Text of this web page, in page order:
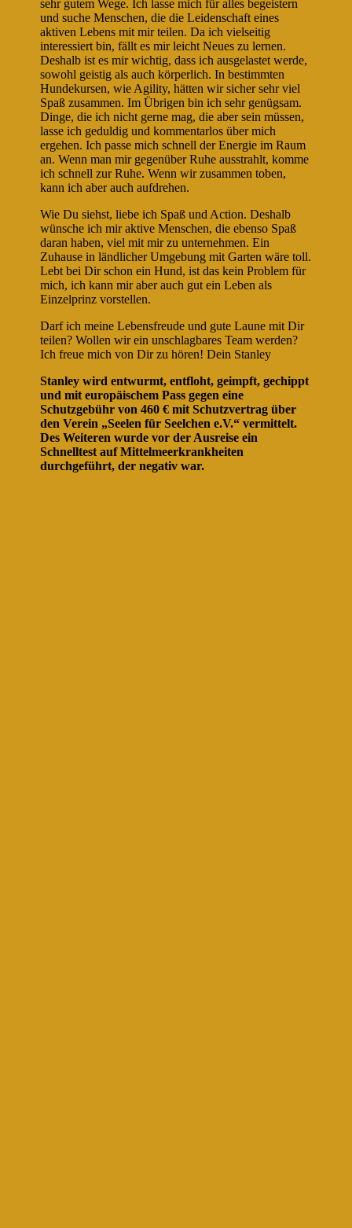
sehr gutem Wege. Ich lasse mich für alles begeistern
und suche Menschen, die die Leidenschaft eines
aktiven Lebens mit mir teilen. Da ich vielseitig
interessiert bin, fällt es mir leicht Neues zu lernen.
Deshalb ist es mir wichtig, dass ich ausgelastet werde,
sowohl geistig als auch körperlich. In bestimmten
Hundekursen, wie Agility, hätten wir sicher sehr viel
Spaß zusammen. Im Übrigen bin ich sehr genügsam.
Dinge, die ich nicht gerne mag, die aber sein müssen,
lasse ich geduldig und kommentarlos über mich
ergehen. Ich passe mich schnell der Energie im Raum
an. Wenn man mir gegenüber Ruhe ausstrahlt, komme
ich schnell zur Ruhe. Wenn wir zusammen toben,
kann ich aber auch aufdrehen.
Wie Du siehst, liebe ich Spaß und Action. Deshalb
wünsche ich mir aktive Menschen, die ebenso Spaß
daran haben, viel mit mir zu unternehmen. Ein
Zuhause in ländlicher Umgebung mit Garten wäre toll.
Lebt bei Dir schon ein Hund, ist das kein Problem für
mich, ich kann mir aber auch gut ein Leben als
Einzelprinz vorstellen.
Darf ich meine Lebensfreude und gute Laune mit Dir
teilen? Wollen wir ein unschlagbares Team werden?
Ich freue mich von Dir zu hören! Dein Stanley
Stanley wird entwurmt, entfloht, geimpft, gechippt
und mit europäischem Pass gegen eine
Schutzgebühr von 460 € mit Schutzvertrag über
den Verein „Seelen für Seelchen e.V.“ vermittelt.
Des Weiteren wurde vor der Ausreise ein
Schnelltest auf Mittelmeerkrankheiten
durchgeführt, der negativ war.